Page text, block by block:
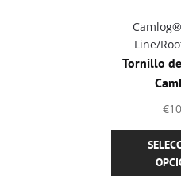
Line/
Tornillo
€